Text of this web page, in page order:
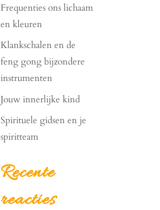
Frequenties ons lichaam
en kleuren
Klankschalen en de
feng gong bijzondere
instrumenten
Jouw innerlijke kind
Spirituele gidsen en je
spiritteam
Recente
reacties